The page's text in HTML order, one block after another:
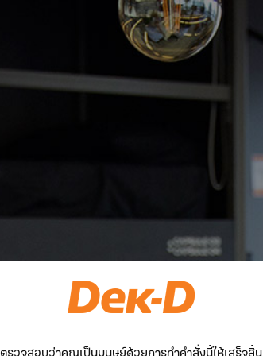
ตรวจสอบว่าคุณเป็นมนุษย์ด้วยการทำคำสั่งนี้ให้เสร็จสิ้น